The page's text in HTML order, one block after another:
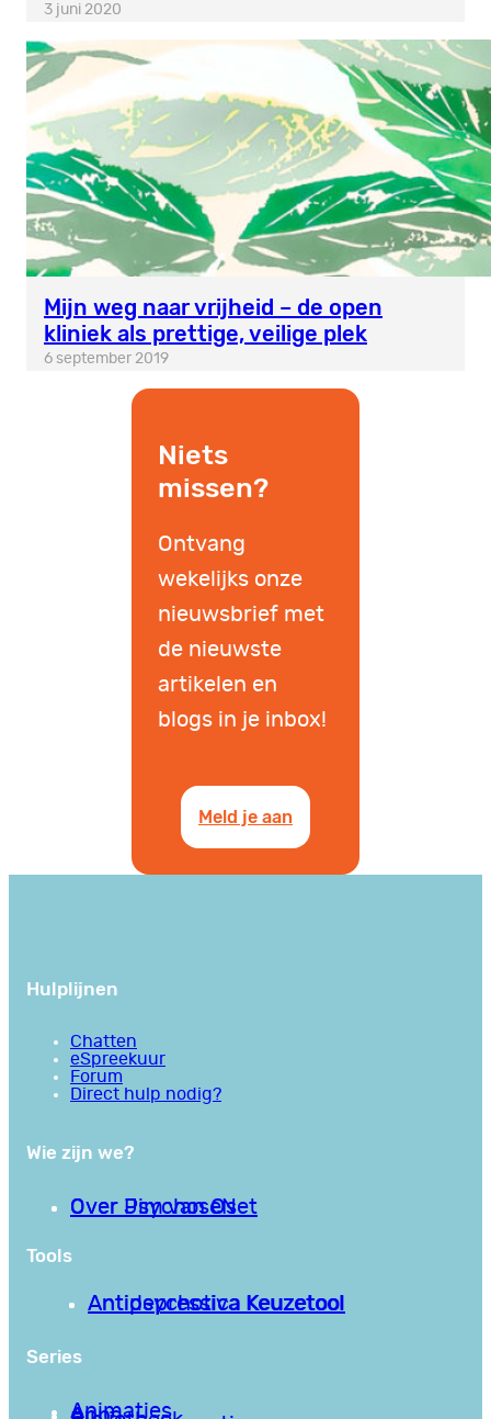
3 juni 2020
Mijn weg naar vrijheid – de open
kliniek als prettige, veilige plek
6 september 2019
Niets
missen?
Ontvang
wekelijks onze
nieuwsbrief met
de nieuwste
artikelen en
blogs in je inbox!
Meld je aan
Hulplijnen
Chatten
eSpreekuur
Forum
Direct hulp nodig?
Wie zijn we?
Over PsychoseNet
Over Jim van Os
Tools
Antipsychotica Keuzetool
Antidepressiva Keuzetool
Series
Animaties